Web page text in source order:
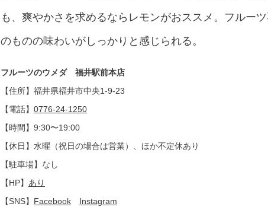
も、爽やかさを求めるならレモンがおススメ。フルー
のものの味わいがしっかりと感じられる。
フルーツのウメダ 福井駅前本店
【住所】福井県福井市中央1-9-23
【電話】 0776-24-1250
【時間】9:30〜19:00
【休日】水曜（祝日の場合は営業）、ほか不定休あり
【駐車場】なし
【HP】 あり
【SNS】 Facebook Instagram